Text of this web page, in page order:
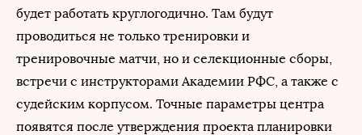
будет работать круглогодично. Там будут
проводиться не только тренировки и
тренировочные матчи, но и селекционные сборы,
встречи с инструкторами Академии РФС, а также с
судейским корпусом. Точные параметры центра
появятся после утверждения проекта планировки